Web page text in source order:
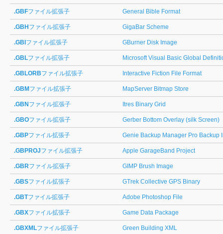
.GBFファイル拡張子 General Bible Format
.GBH ファイル拡張子 GigaBar Scheme
.GBI ファイル拡張子 GBurner Disk Image
.GBLファイル拡張子 Microsoft Visual Basic Global
.GBLORBファイル拡張子 Interactive Fiction File Format
.GBM ファイル拡張子 MapServer Bitmap Store
.GBN ファイル拡張子 Itres Binary Grid
.GBOファイル拡張子 Gerber Bottom Overlay (silk Screen)
.GBPファイル拡張子 Genie Backup Manager Pro Backup
.GBPROJファイル拡張子 Apple GarageBand Project
.GBRファイル拡張子 GIMP Brush Image
.GBSファイル拡張子 GTrek Collective GPS Binary
.GBTファイル拡張子 Adobe Photoshop File
.GBXファイル拡張子 Game Data Package
.GBXMLファイル拡張子 Green Building XML